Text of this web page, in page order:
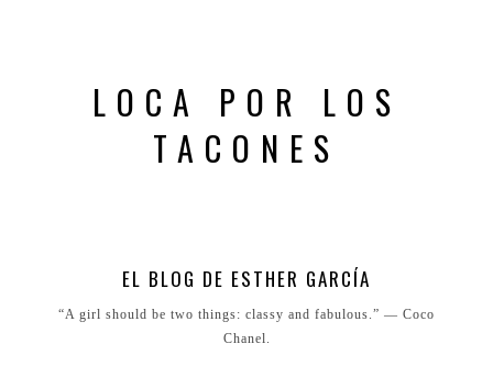
LOCA POR LOS
TACONES
EL BLOG DE ESTHER GARCÍA
“A girl should be two things: classy and fabulous.” ― Coco
Chanel.